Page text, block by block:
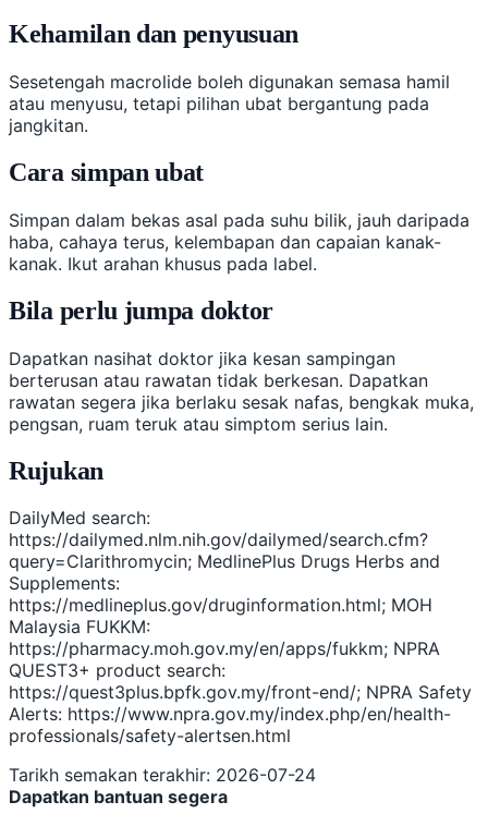
Kehamilan dan penyusuan
Sesetengah macrolide boleh digunakan semasa hamil
atau menyusu, tetapi pilihan ubat bergantung pada
jangkitan.
Cara simpan ubat
Simpan dalam bekas asal pada suhu bilik, jauh daripada
haba, cahaya terus, kelembapan dan capaian kanak-
kanak. Ikut arahan khusus pada label.
Bila perlu jumpa doktor
Dapatkan nasihat doktor jika kesan sampingan
berterusan atau rawatan tidak berkesan. Dapatkan
rawatan segera jika berlaku sesak nafas, bengkak muka,
pengsan, ruam teruk atau simptom serius lain.
Rujukan
DailyMed search:
https://dailymed.nlm.nih.gov/dailymed/search.cfm?
query=Clarithromycin; MedlinePlus Drugs Herbs and
Supplements:
https://medlineplus.gov/druginformation.html; MOH
Malaysia FUKKM:
https://pharmacy.moh.gov.my/en/apps/fukkm; NPRA
QUEST3+ product search:
https://quest3plus.bpfk.gov.my/front-end/; NPRA Safety
Alerts: https://www.npra.gov.my/index.php/en/health-
professionals/safety-alertsen.html
Tarikh semakan terakhir: 2026-07-24
Dapatkan bantuan segera